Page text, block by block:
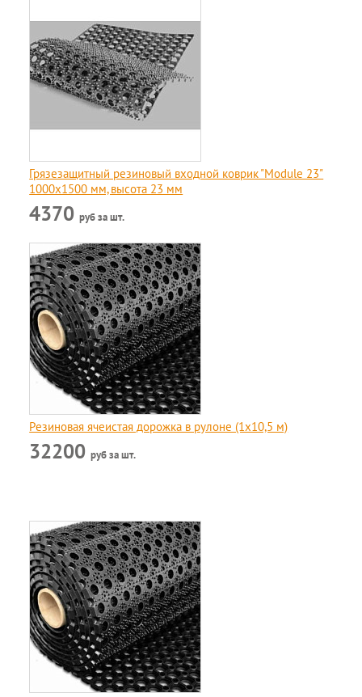
Грязезащитный резиновый входной коврик "Module 23"
1000x1500 мм, высота 23 мм
4370руб за шт.
Резиновая ячеистая дорожка в рулоне (1х10,5 м)
32200руб за шт.